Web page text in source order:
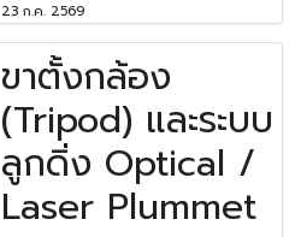
23 ก.ค. 2569
ขาตั้งกล้อง
(Tripod) และระบบ
ลูกดิ่ง Optical /
Laser Plummet